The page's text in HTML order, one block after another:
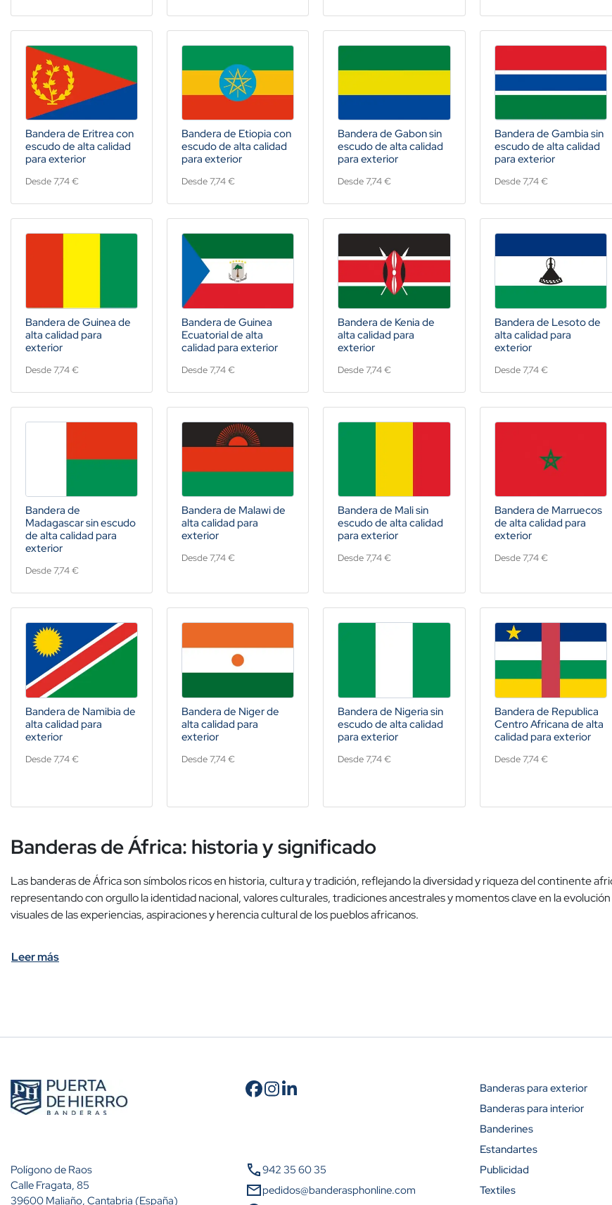
Bandera de Eritrea con
escudo de alta calidad
para exterior
Desde 7,74 €
Bandera de Etiopia con
escudo de alta calidad
para exterior
Desde 7,74 €
Bandera de Gabon sin
escudo de alta calidad
para exterior
Desde 7,74 €
Bandera de Gambia sin
escudo de alta calidad
para exterior
Desde 7,74 €
Bandera de Guinea de
alta calidad para
exterior
Desde 7,74 €
Bandera de Guinea
Ecuatorial de alta
calidad para exterior
Desde 7,74 €
Bandera de Kenia de
alta calidad para
exterior
Desde 7,74 €
Bandera de Lesoto de
alta calidad para
exterior
Desde 7,74 €
Bandera de
Madagascar sin escudo
de alta calidad para
exterior
Desde 7,74 €
Bandera de Malawi de
alta calidad para
exterior
Desde 7,74 €
Bandera de Mali sin
escudo de alta calidad
para exterior
Desde 7,74 €
Bandera de Marruecos
de alta calidad para
exterior
Desde 7,74 €
Bandera de Namibia de
alta calidad para
exterior
Desde 7,74 €
Bandera de Niger de
alta calidad para
exterior
Desde 7,74 €
Bandera de Nigeria sin
escudo de alta calidad
para exterior
Desde 7,74 €
Bandera de Republica
Centro Africana de alta
calidad para exterior
Desde 7,74 €
Banderas de África: historia y significado
Las banderas de África son símbolos ricos en historia, cultura y tradición, reflejando la diversidad y riqueza del continente
representando con orgullo la identidad nacional, valores culturales, tradiciones ancestrales y momentos clave en la
visuales de las experiencias, aspiraciones y herencia cultural de los pueblos africanos.
Leer más
Polígono de Raos
Calle Fragata, 85
39600 Maliaño, Cantabria (España)
call942 35 60 35
mailpedidos@banderasphonline.com
Banderas para exterior
Banderas para interior
Banderines
Estandartes
Publicidad
Textiles